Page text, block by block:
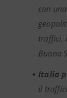
con
traffici,
Buona
Italia
il